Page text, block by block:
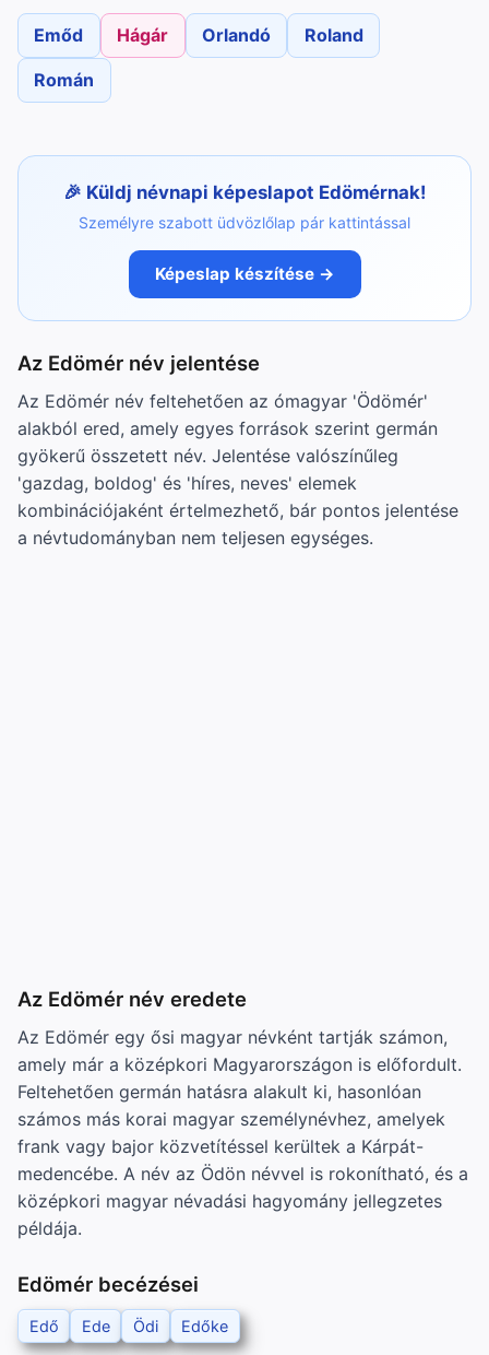
Emőd Hágár Orlandó Roland
Román
Küldj névnapi képeslapot Edömérnak!
Személyre szabott üdvözlőlap pár kattintással
Képeslap készítése →
Az Edömér név jelentése
Az Edömér név feltehetően az ómagyar 'Ödömér'
alakból ered, amely egyes források szerint germán
gyökerű összetett név. Jelentése valószínűleg
'gazdag, boldog' és 'híres, neves' elemek
kombinációjaként értelmezhető, bár pontos jelentése
a névtudományban nem teljesen egységes.
Az Edömér név eredete
Az Edömér egy ősi magyar névként tartják számon,
amely már a középkori Magyarországon is előfordult.
Feltehetően germán hatásra alakult ki, hasonlóan
számos más korai magyar személynévhez, amelyek
frank vagy bajor közvetítéssel kerültek a Kárpát-
medencébe. A név az Ödön névvel is rokonítható, és a
középkori magyar névadási hagyomány jellegzetes
példája.
Edömér becézései
Edő Ede Ödi Edőke